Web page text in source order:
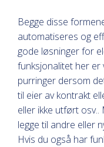
Begge disse
automatiseres og
gode løsninger for
funksjonalitet her er
purringer dersom
til eier av kontrakt
eller ikke utført
legge til andre eller
Hvis du også har